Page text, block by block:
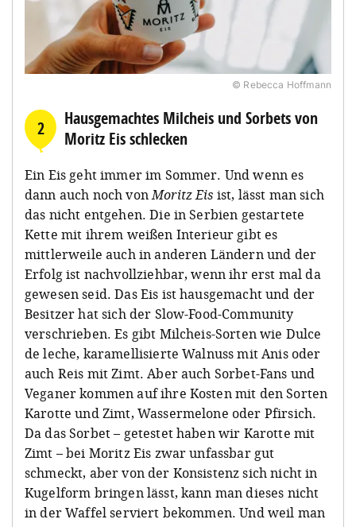
© Rebecca Hoffmann
2
Hausgemachtes Milcheis und Sorbets von
Moritz Eis schlecken
Ein Eis geht immer im Sommer. Und wenn es
dann auch noch vonMoritz Eis ist, lässt man sich
das nicht entgehen. Die in Serbien gestartete
Kette mit ihrem weißen Interieur gibt es
mittlerweile auch in anderen Ländern und der
Erfolg ist nachvollziehbar, wenn ihr erst mal da
gewesen seid. Das Eis ist hausgemacht und der
Besitzer hat sich der Slow-Food-Community
verschrieben. Es gibt Milcheis-Sorten wie Dulce
de leche, karamellisierte Walnuss mit Anis oder
auch Reis mit Zimt. Aber auch Sorbet-Fans und
Veganer kommen auf ihre Kosten mit den Sorten
Karotte und Zimt, Wassermelone oder Pfirsich.
Da das Sorbet – getestet haben wir Karotte mit
Zimt – bei Moritz Eis zwar unfassbar gut
schmeckt, aber von der Konsistenz sich nicht in
Kugelform bringen lässt, kann man dieses nicht
in der Waffel serviert bekommen. Und weil man